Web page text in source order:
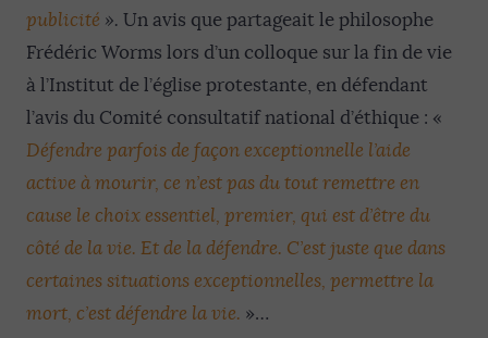
publicité ». Un avis que partageait le philosophe
Frédéric Worms lors d’un colloque sur la fin de vie
à l’Institut de l’église protestante, en défendant
l’avis du Comité consultatif national d’éthique : «
Défendre parfois de façon exceptionnelle l’aide
active à mourir, ce n’est pas du tout remettre en
cause le choix essentiel, premier, qui est d’être du
côté de la vie. Et de la défendre. C’est juste que dans
certaines situations exceptionnelles, permettre la
mort, c’est défendre la vie. »…